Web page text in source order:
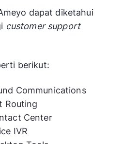
dapat diketahui
customer support
berikut:
Communications
Routing
Center
IVR